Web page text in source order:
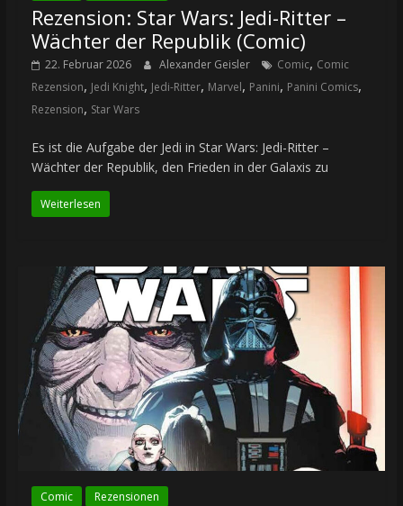
Rezension: Star Wars: Jedi-Ritter –
Wächter der Republik (Comic)
22. Februar 2026 Alexander Geisler Comic, Comic
Rezension, Jedi Knight, Jedi-Ritter, Marvel, Panini, Panini Comics,
Rezension, Star Wars
Es ist die Aufgabe der Jedi in Star Wars: Jedi-Ritter –
Wächter der Republik, den Frieden in der Galaxis zu
Weiterlesen
Comic Rezensionen